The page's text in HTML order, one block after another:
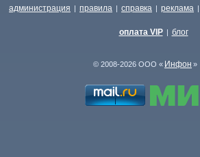
администрация | правила | справка | реклама |
оплата VIP | блог
© 2008-2026 ООО « Инфон »